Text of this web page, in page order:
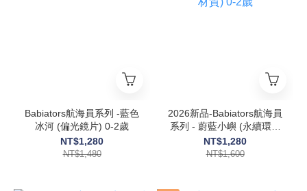
Babiators航海員系列 -藍色
冰河 (偏光鏡片) 0-2歲
NT$1,280
NT$1,480
2026新品-Babiators航海員
系列 - 蔚藍小嶼 (永續環保
材質) 0-2歲
NT$1,280
NT$1,600